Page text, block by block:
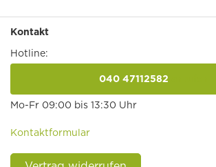
Kontakt
Hotline:
040 47112582
Mo-Fr 09:00 bis 13:30 Uhr
Kontaktformular